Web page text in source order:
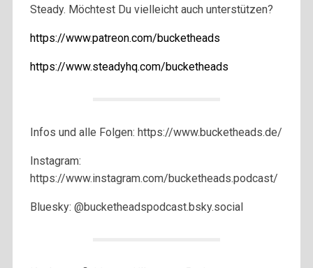
Steady. Möchtest Du vielleicht auch unterstützen?
https://www.patreon.com/bucketheads
https://www.steadyhq.com/bucketheads
Infos und alle Folgen: https://www.bucketheads.de/
Instagram:
https://www.instagram.com/bucketheads.podcast/
Bluesky: @bucketheadspodcast.bsky.social